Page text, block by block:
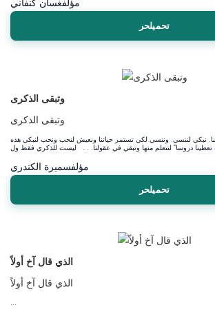
مؤلفغسان كنفاني
تحميلحر
وتبقى الذكرى
وتبقى الذكرى
نبكي لننسي. وننسي لكي تستمر حياتنا ونعيش لنحب ونحب لنبكي هذه
مؤلفسميرة الكندري
تحميلحر
الذي قال آخ أولاً
الذي قال آخ أولاً